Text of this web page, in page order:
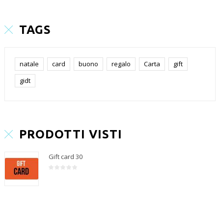
TAGS
natale card buono regalo Carta
gift
gidt
PRODOTTI VISTI
Gift card 30